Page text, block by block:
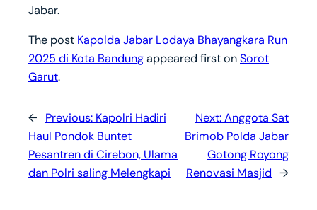
Jabar.
The post Kapolda Jabar Lodaya Bhayangkara Run
2025 di Kota Bandungappeared first onSorot
Garut.
← Previous: Kapolri Hadiri
Haul Pondok Buntet
Pesantren di Cirebon, Ulama
dan Polri saling Melengkapi
Next:Anggota Sat
Brimob Polda Jabar
Gotong Royong
Renovasi Masjid →